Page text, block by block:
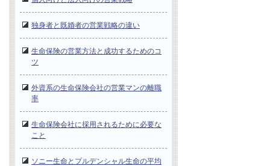
独身者と既婚者の営業戦略の違い
生命保険の営業方法と成功するためのコ
ツ
外資系の生命保険会社の営業マンの離職
率
生命保険会社に採用されるために必要な
こと
ソニー生命とプルデンシャル生命の平均